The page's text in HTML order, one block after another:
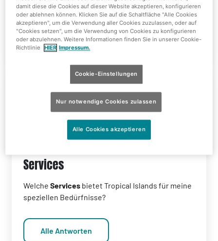
Zugänglichkeiten
Mehr Infos
Services
Welche Services bietet Tropical Islands für meine
speziellen Bedürfnisse?
Alle Antworten
damit diese die Cookies auf dieser Website akzeptieren, konfigurieren
oder ablehnen können. Klicken Sie auf die Schaltfläche "Alle Cookies
akzeptieren", um die Verwendung aller Cookies zuzulassen, oder auf
"Cookies setzen", um die Verwendung von Cookies zu konfigurieren
oder abzulehnen. Weitere Informationen finden Sie in unserer Cookie-
Richtlinie
HIER Impressum.
Cookie-Einstellungen
Nur notwendige Cookies zulassen
Alle Cookies akzeptieren